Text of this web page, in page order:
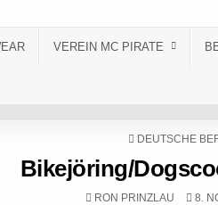
VEREIN MC PIRATE
POSTED IN
DEUTSCHE
Bikejöring/
AUTHOR:
RON PRINZLAU 8.